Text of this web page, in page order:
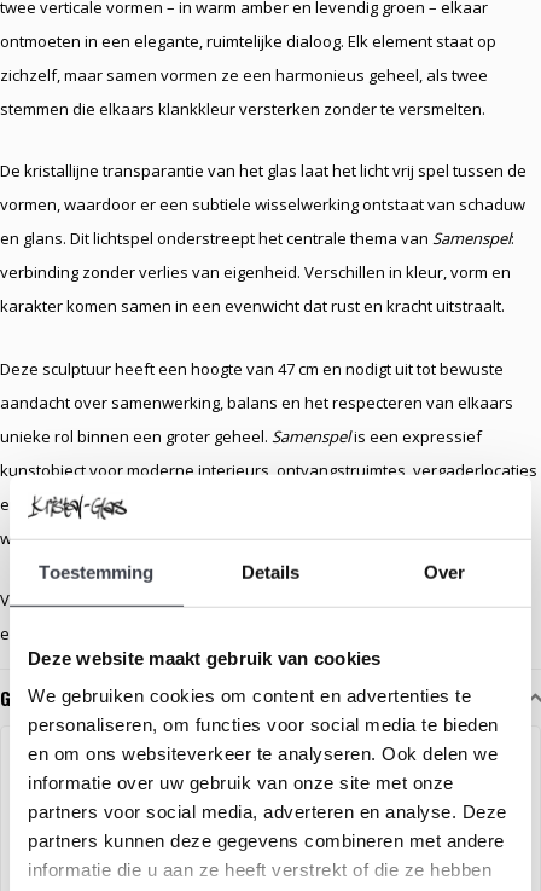
Toestemming Details Over
Deze website maakt gebruik van cookies
We gebruiken cookies om content en advertenties te
personaliseren, om functies voor social media te bieden
en om ons websiteverkeer te analyseren. Ook delen we
informatie over uw gebruik van onze site met onze
partners voor social media, adverteren en analyse. Deze
partners kunnen deze gegevens combineren met andere
informatie die u aan ze heeft verstrekt of die ze hebben
twee verticale vormen – in warm amber en levendig groen – elkaar
ontmoeten in een elegante, ruimtelijke dialoog. Elk element staat op
zichzelf, maar samen vormen ze een harmonieus geheel, als twee
stemmen die elkaars klankkleur versterken zonder te versmelten.
De kristallijne transparantie van het glas laat het licht vrij spel tussen de
vormen, waardoor er een subtiele wisselwerking ontstaat van schaduw
en glans. Dit lichtspel onderstreept het centrale thema van Samenspel:
verbinding zonder verlies van eigenheid. Verschillen in kleur, vorm en
karakter komen samen in een evenwicht dat rust en kracht uitstraalt.
Deze sculptuur heeft een hoogte van 47 cm en nodigt uit tot bewuste
aandacht over samenwerking, balans en het respecteren van elkaars
unieke rol binnen een groter geheel. Samenspelis een expressief
kunstobject voor moderne interieurs, ontvangstruimtes, vergaderlocaties
en elke omgeving waarin dialoog, harmonie en menselijke interactie
worden gevierd.
Voeg een krachtig symbool van verbondenheid toe aan uw ruimte – met
een kunstwerk dat zowel visueel als inhoudelijk inspireert.
Gerelateerde glaskunst
SAMEN ÉÉN